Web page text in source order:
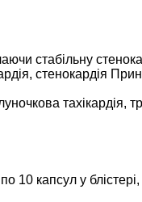
стабільну
стенокардія
тахікардія,
10 капсул у